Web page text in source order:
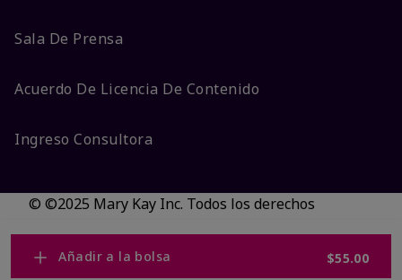
Añadir a la bolsa $55.00
Sala De Prensa
Acuerdo De Licencia De Contenido
Ingreso Consultora
© ©2025 Mary Kay Inc. Todos los derechos
Código DSA/Queja al Código
Privacidad